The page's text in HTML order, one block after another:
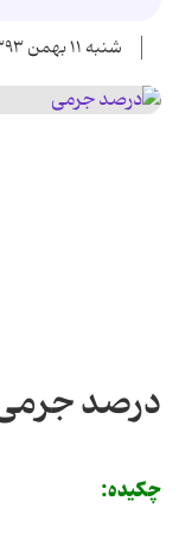
شنبه ۱۱ بهمن ۱۳۹۳ - ۰۰:۰۰
درصد
چکیده: